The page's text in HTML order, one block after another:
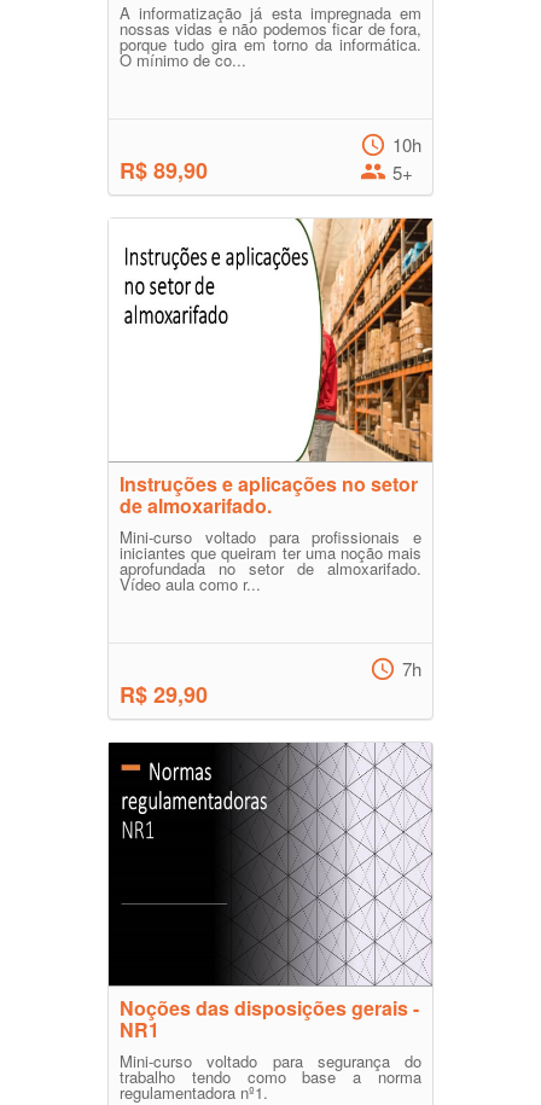
A informatização já esta impregnada em
nossas vidas e não podemos ficar de fora,
porque tudo gira em torno da informática.
O mínimo de co...
R$ 89,90
10h
5+
Instruções e aplicações no setor
de almoxarifado.
Mini-curso voltado para profissionais e
iniciantes que queiram ter uma noção mais
aprofundada no setor de almoxarifado.
Vídeo aula como r...
R$ 29,90
7h
Noções das disposições gerais -
NR1
Mini-curso voltado para segurança do
trabalho tendo como base a norma
regulamentadora nº1.